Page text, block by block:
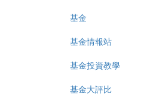
基金
基金情報站
基金投資教學
基金大評比